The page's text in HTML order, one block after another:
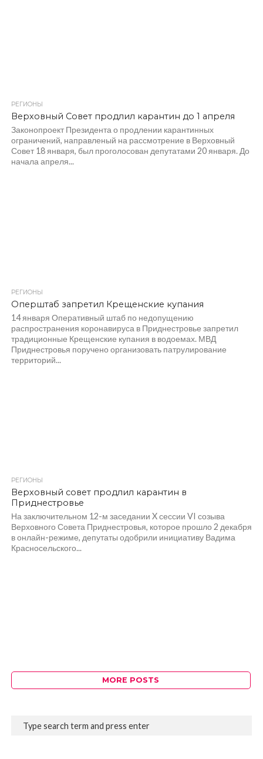
РЕГИОНЫ
Верховный Совет продлил карантин до 1 апреля
Законопроект Президента о продлении карантинных
ограничений, направленый на рассмотрение в Верховный
Совет 18 января, был проголосован депутатами 20 января. До
начала апреля...
РЕГИОНЫ
Оперштаб запретил Крещенские купания
14 января Оперативный штаб по недопущению
распространения коронавируса в Приднестровье запретил
традиционные Крещенские купания в водоемах. МВД
Приднестровья поручено организовать патрулирование
территорий...
РЕГИОНЫ
Верховный совет продлил карантин в
Приднестровье
На заключительном 12-м заседании X сессии VI созыва
Верховного Совета Приднестровья, которое прошло 2 декабря
в онлайн-режиме, депутаты одобрили инициативу Вадима
Красносельского...
MORE POSTS